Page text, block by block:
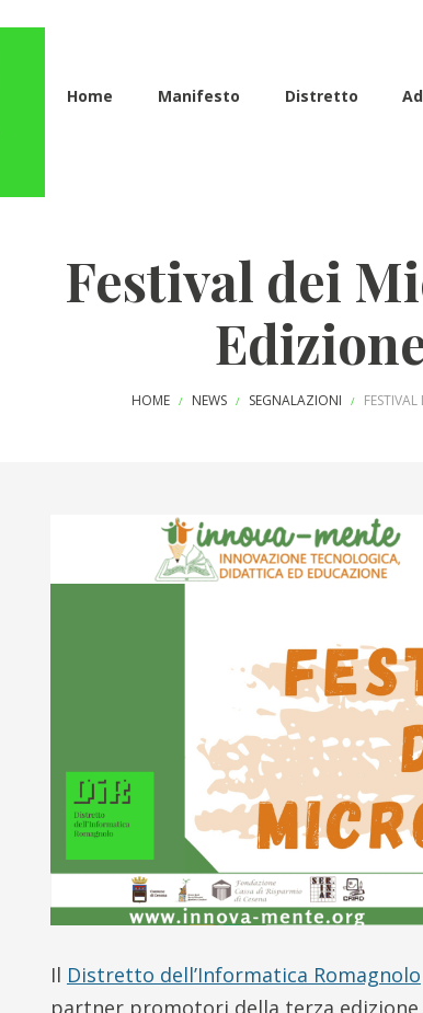
Home Manifesto Distretto
Festival dei
HOME / NEWS / SEGNALAZIONI /
Il Distretto dell’Informatica Romagnolo